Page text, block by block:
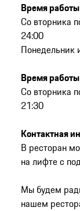
Время работы
Со вторника
24:00
Понедельник
Время
Со вторника
21:30
Контактная
В ресторан
на лифте с
Мы будем
нашем